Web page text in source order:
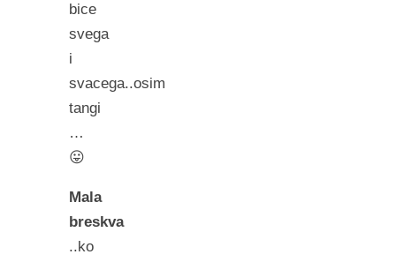
bice
svega
i
svacega..osim
tangi
…
😛
Mala
breskva
..ko